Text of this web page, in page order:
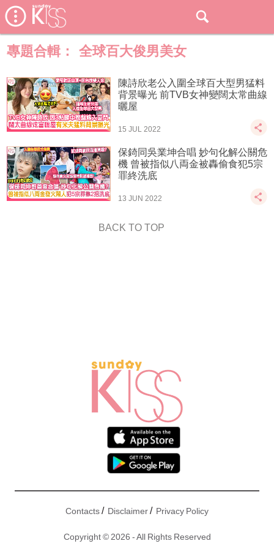
專題合輯： 全球百大俊男美女
陳詩欣老公入圍全球百大型男猛料
背景曝光 前TVB女神變闊太常曲線
曬屋
15 JUL 2022
保錡同吳業坤合唱 妙句化解公關危
機 曾被指似八両金被轟偷食犯5宗
罪終洗底
13 JUN 2022
BACK TO TOP
Contacts/ Disclaimer/ Privacy Policy
Copyright © 2026 - All Rights Reserved